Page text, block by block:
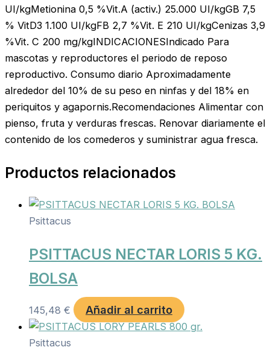
UI/kgMetionina 0,5 %Vit.A (activ.) 25.000 UI/kgGB 7,5
% VitD3 1.100 UI/kgFB 2,7 %Vit. E 210 UI/kgCenizas 3,9
%Vit. C 200 mg/kgINDICACIONESIndicado Para
mascotas y reproductores el periodo de reposo
reproductivo. Consumo diario Aproximadamente
alrededor del 10% de su peso en ninfas y del 18% en
periquitos y agapornis.Recomendaciones Alimentar con
pienso, fruta y verduras frescas. Renovar diariamente el
contenido de los comederos y suministrar agua fresca.
Productos relacionados
Psittacus
PSITTACUS NECTAR LORIS 5 KG.
BOLSA
145,48 € Añadir al carrito
Psittacus